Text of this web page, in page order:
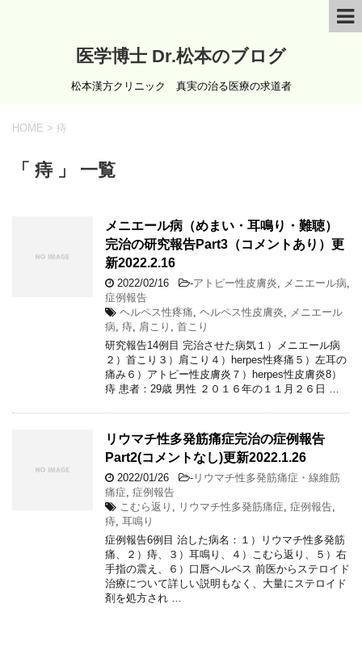
医学博士 Dr.松本のブログ
松本漢方クリニック 真実の治る医療の求道者
HOME > 痔
「 痔 」 一覧
メニエール病（めまい・耳鳴り・難聴）
完治の研究報告Part3（コメントあり）更
新2022.2.16
2022/02/16 -アトピー性皮膚炎 メニエール病
症例報告
ヘルペス性疼痛 ヘルペス性皮膚炎
メニエール
病 痔 肩こり
首こり
研究報告14例目 完治させた病気１）メニエール病
２）首こり３）肩こり４）herpes性疼痛５）左耳の
痛み６）アトピー性皮膚炎７）herpes性皮膚炎8）
痔 患者：29歳 男性 ２０１６年の１１月２６日 …
リウマチ性多発筋痛症完治の症例報告
Part2(コメントなし)更新2022.1.26
2022/01/26 - リウマチ性多発筋痛症・線維筋
痛症 症例報告
こむら返り
リウマチ性多発筋痛症 症例報告
痔 耳鳴り
症例報告6例目 治した病名：１）リウマチ性多発筋
痛、２）痔、３）耳鳴り、４）こむら返り、５）右
手指の震え、６）口唇ヘルペス 前医からステロイド
治療について詳しい説明もなく、大量にステロイド
剤を処方され …